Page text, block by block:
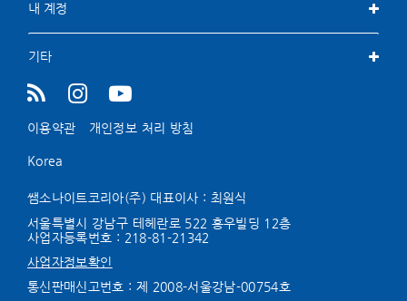
내 계정
기타
이용약관 개인정보 처리 방침
Korea
쌤소나이트코리아(주) 대표이사 : 최원식
서울특별시 강남구 테헤란로 522 홍우빌딩 12층
사업자등록번호 : 218-81-21342
사업자정보확인
통신판매신고번호 : 제 2008-서울강남-00754호